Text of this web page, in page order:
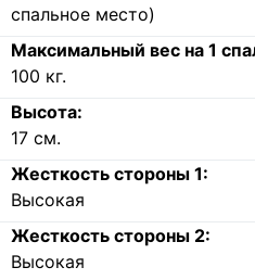
спальное место)
Максимальный вес на 1
100 кг.
Высота:
17 см.
Жесткость стороны 1:
Высокая
Жесткость стороны 2:
Высокая